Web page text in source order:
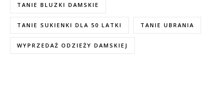
TANIE BLUZKI DAMSKIE
TANIE SUKIENKI DLA 50 LATKI TANIE UBRANIA
WYPRZEDAŻ ODZIEŻY DAMSKIEJ